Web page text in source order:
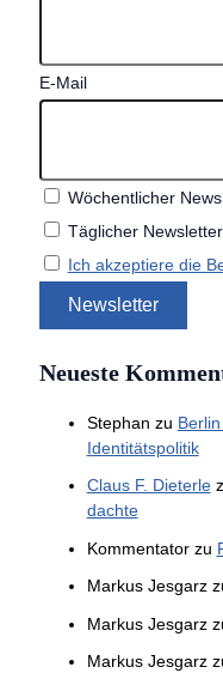
E-Mail
Wöchentlicher
Täglicher Newsletter
Ich akzeptiere die
Neueste
Stephan zu
Identitätspolitik
Claus F. Dieterle
dachte
Kommentatorzu
Markus Jesgarz
Markus Jesgarz
Markus Jesgarz